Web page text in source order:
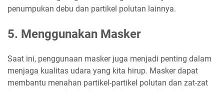
penumpukan debu dan partikel polutan lainnya.
5. Menggunakan Masker
Saat ini, penggunaan masker juga menjadi penting dalam
menjaga kualitas udara yang kita hirup. Masker dapat
membantu menahan partikel-partikel polutan dan zat-zat